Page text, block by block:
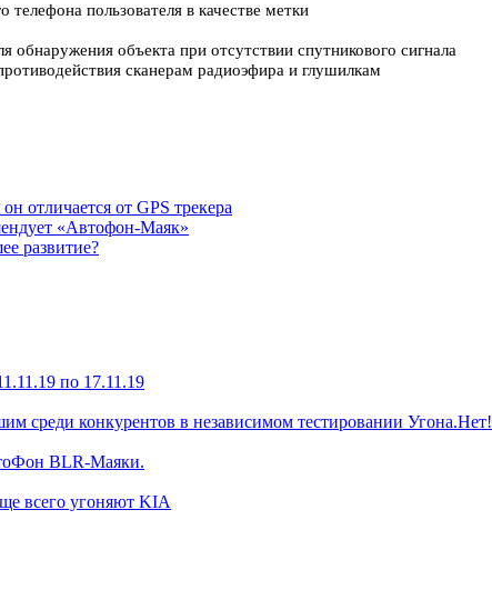
пользователя в качестве метки
обнаружения объекта при отсутствии спутникового сигнала
сканерам радиоэфира и глушилкам
отличается от GPS трекера
«Автофон-Маяк»
развитие?
по 17.11.19
среди конкурентов в независимом тестировании Угона.Нет!
BLR-Маяки.
всего угоняют KIA